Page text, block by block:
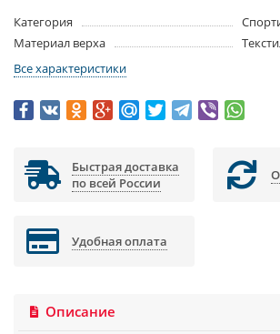
Категория
Материал верха
Все характеристики
Быстрая доставка
по всей России
Удобная оплата
Описание